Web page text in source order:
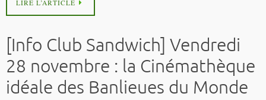
LIRE L’ARTICLE
[Info Club Sandwich] Vendredi
28 novembre : la Cinémathèque
idéale des Banlieues du Monde